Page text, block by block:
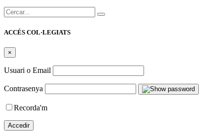
Cercar:
ACCÉS COL·LEGIATS
×
Usuari o Email
Contrasenya
Recorda'm